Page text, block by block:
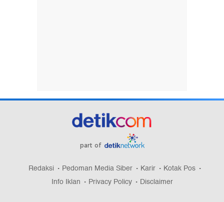
part of
Redaksi Pedoman Media Siber Karir
Kotak Pos
Info Iklan
Privacy Policy Disclaimer